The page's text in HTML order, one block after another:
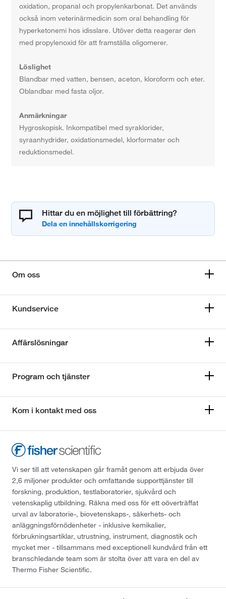
oxidation, propanal och propylenkarbonat. Det används
också inom veterinärmedicin som oral behandling för
hyperketonemi hos idisslare. Utöver detta reagerar den
med propylenoxid för att framställa oligomerer.
Löslighet
Blandbar med vatten, bensen, aceton, kloroform och eter.
Oblandbar med fasta oljor.
Anmärkningar
Hygroskopisk. Inkompatibel med syraklorider,
syraanhydrider, oxidationsmedel, klorformater och
reduktionsmedel.
Hittar du en möjlighet till förbättring?
Om oss
Kundservice
Affärslösningar
Program och tjänster
Kom i kontakt med oss
Vi ser till att vetenskapen går framåt genom att erbjuda över
2,6 miljoner produkter och omfattande supporttjänster till
forskning, produktion, testlaboratorier, sjukvård och
vetenskaplig utbildning. Räkna med oss för ett oöverträffat
urval av laboratorie-, biovetenskaps-, säkerhets- och
anläggningsförnödenheter - inklusive kemikalier,
förbrukningsartiklar, utrustning, instrument, diagnostik och
mycket mer - tillsammans med exceptionell kundvård från ett
branschledande team som är stolta över att vara en del av
Thermo Fisher Scientific.